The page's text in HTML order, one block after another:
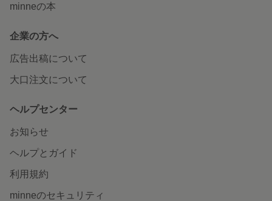
minneの本
企業の方へ
広告出稿について
大口注文について
ヘルプセンター
お知らせ
ヘルプとガイド
利用規約
minneのセキュリティ